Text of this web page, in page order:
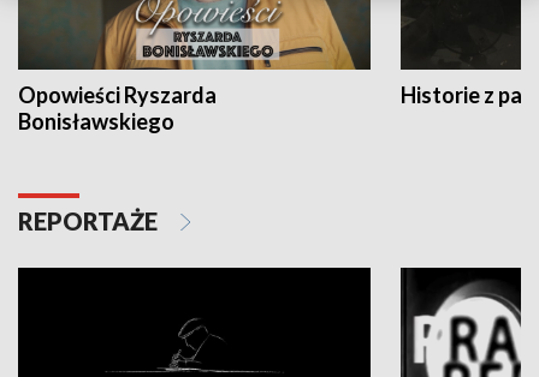
Opowieści Ryszarda
Bonisławskiego
Historie z
REPORTAŻE